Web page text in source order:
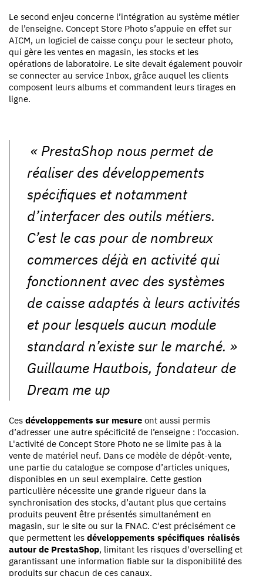
Le second enjeu concerne l’intégration au système métier
de l’enseigne. Concept Store Photo s’appuie en effet sur
AICM, un logiciel de caisse conçu pour le secteur photo,
qui gère les ventes en magasin, les stocks et les
opérations de laboratoire. Le site devait également pouvoir
se connecter au service Inbox, grâce auquel les clients
composent leurs albums et commandent leurs tirages en
ligne.
« PrestaShop nous permet de
réaliser des développements
spécifiques et notamment
d’interfacer des outils métiers.
C’est le cas pour de nombreux
commerces déjà en activité qui
fonctionnent avec des systèmes
de caisse adaptés à leurs activités
et pour lesquels aucun module
standard n’existe sur le marché. »
Guillaume Hautbois, fondateur de
Dream me up
Ces développements sur mesure ont aussi permis
d’adresser une autre spécificité de l’enseigne : l’occasion.
L'activité de Concept Store Photo ne se limite pas à la
vente de matériel neuf. Dans ce modèle de dépôt-vente,
une partie du catalogue se compose d’articles uniques,
disponibles en un seul exemplaire. Cette gestion
particulière nécessite une grande rigueur dans la
synchronisation des stocks, d’autant plus que certains
produits peuvent être présentés simultanément en
magasin, sur le site ou sur la FNAC. C'est précisément ce
que permettent les développements spécifiques réalisés
autour de PrestaShop, limitant les risques d'overselling et
garantissant une information fiable sur la disponibilité des
produits sur chacun de ces canaux.